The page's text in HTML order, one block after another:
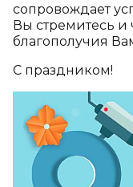
сопровождает
Вы стремитесь и
благополучия
С праздником!